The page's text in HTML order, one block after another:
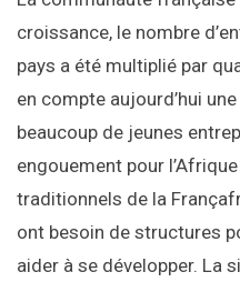
croissance, le nombre
pays a été multiplié par
en compte aujourd’hui
beaucoup de jeunes
engouement pour
traditionnels de la
ont besoin de structures
aider à se développer. La